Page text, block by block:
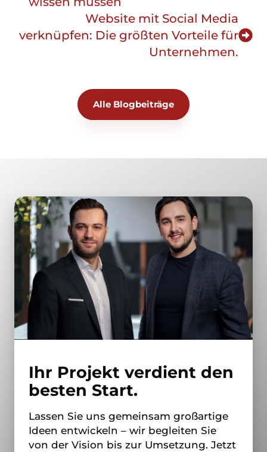
Website mit Social Media
verknüpfen: Die größten Vorteile für
Unternehmen.
Alle Blogbeiträge
Ihr Projekt verdient den
besten Start.
Lassen Sie uns gemeinsam großartige
Ideen entwickeln – wir begleiten Sie
von der Vision bis zur Umsetzung. Jetzt